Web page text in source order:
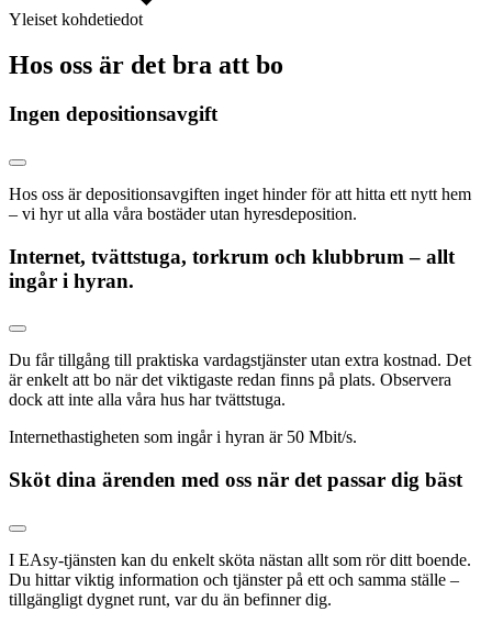
Yleiset kohdetiedot
Hos oss är det bra att bo
Ingen depositionsavgift
Hos oss är depositionsavgiften inget hinder för att hitta ett nytt hem
– vi hyr ut alla våra bostäder utan hyresdeposition.
Internet, tvättstuga, torkrum och klubbrum – allt
ingår i hyran.
Du får tillgång till praktiska vardagstjänster utan extra kostnad. Det
är enkelt att bo när det viktigaste redan finns på plats. Observera
dock att inte alla våra hus har tvättstuga.
Internethastigheten som ingår i hyran är 50 Mbit/s.
Sköt dina ärenden med oss när det passar dig bäst
I EAsy-tjänsten kan du enkelt sköta nästan allt som rör ditt boende.
Du hittar viktig information och tjänster på ett och samma ställe –
tillgängligt dygnet runt, var du än befinner dig.